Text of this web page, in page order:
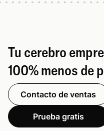
Tu cerebro
100% menos de
Contacto de ventas
Prueba gratis